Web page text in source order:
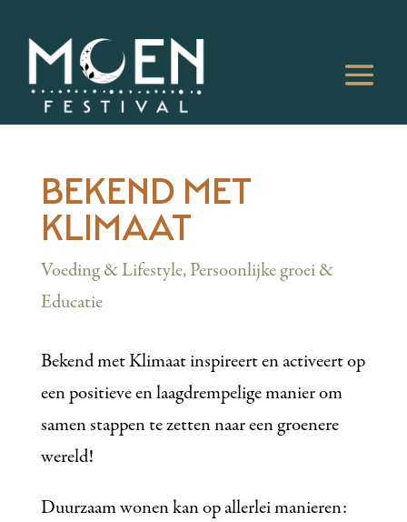
BEKEND MET
KLIMAAT
Voeding & Lifestyle,Persoonlijke groei &
Educatie
Bekend met Klimaat inspireert en activeert op
een positieve en laagdrempelige manier om
samen stappen te zetten naar een groenere
wereld!
Duurzaam wonen kan op allerlei manieren: